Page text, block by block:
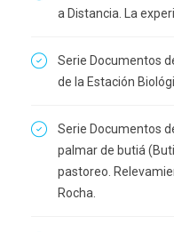
a Distancia. La
Serie Documentos
de la Estación
Serie Documentos
palmar de butiá
pastoreo.
Rocha.